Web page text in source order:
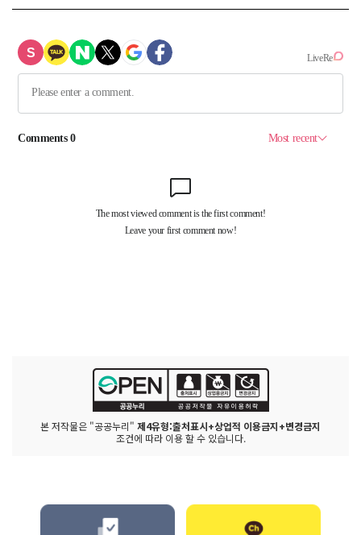
본 저작물은 "공공누리" 제4유형:출처표시+상업적 이용금지+변경금지
조건에 따라 이용 할 수 있습니다.